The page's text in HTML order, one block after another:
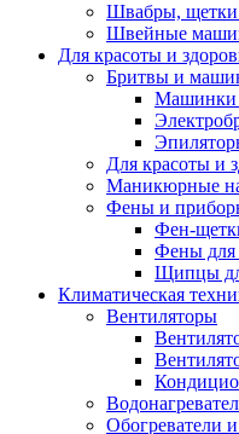
Швабры, щетки
Швейные
Для красоты и
Бритвы и
Машинки
Для красоты и
Маникюрные
Фены и
Фен-
Фены для
Щипцы
Климатическая
Вентиляторы
Обогреватели